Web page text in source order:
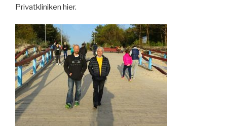
Privatkliniken hier.